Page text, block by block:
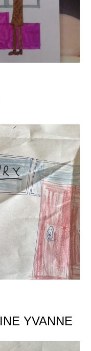
YVANNE